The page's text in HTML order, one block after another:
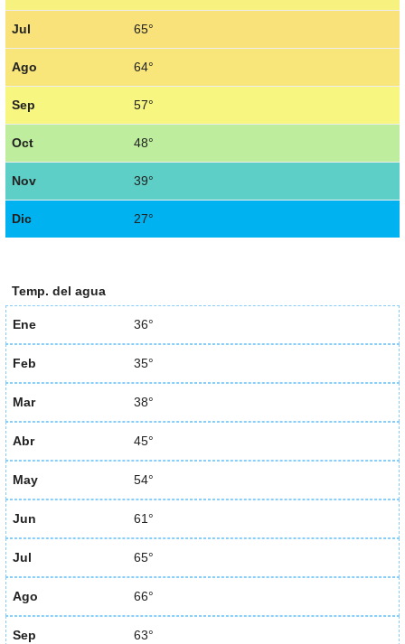
Jul 65°
Ago 64°
Sep 57°
Oct 48°
Nov 39°
Dic 27°
Temp. del agua
Ene 36°
Feb 35°
Mar 38°
Abr 45°
May 54°
Jun 61°
Jul 65°
Ago 66°
Sep 63°